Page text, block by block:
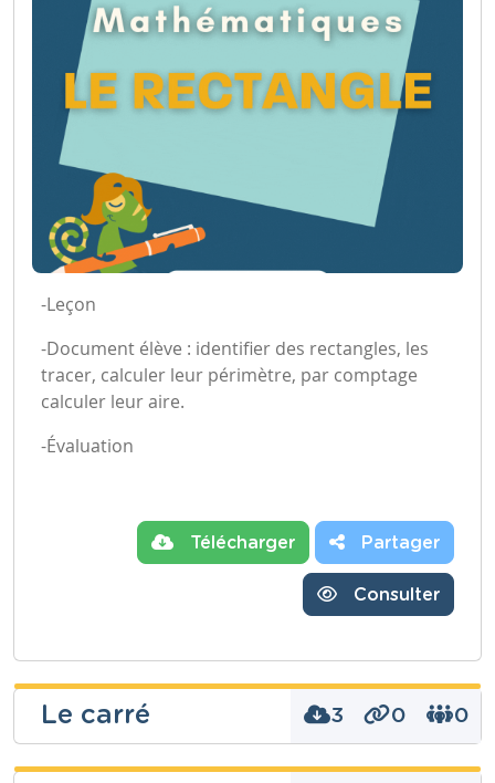
-Leçon
-Document élève : identifier des rectangles, les
tracer, calculer leur périmètre, par comptage
calculer leur aire.
-Évaluation
Télécharger Partager
Consulter
Le carré 3 0 0